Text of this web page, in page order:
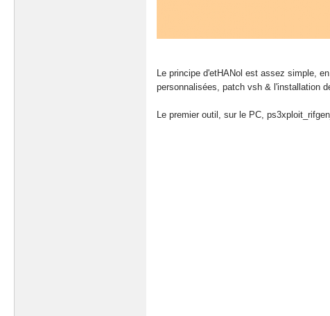
Le principe d'etHANol est assez simple,
personnalisées, patch vsh & l'installation
Le premier outil, sur le PC,